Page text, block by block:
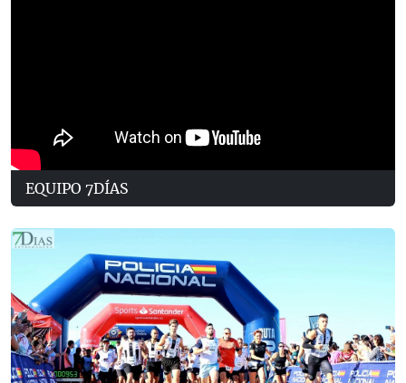
EQUIPO 7DÍAS